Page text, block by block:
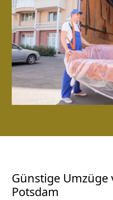
Günstige Umzüge
Potsdam